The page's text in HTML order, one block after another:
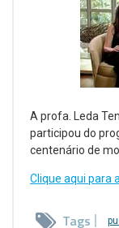
A profa. Leda
participou do
centenário de
Clique aqui para
Tags